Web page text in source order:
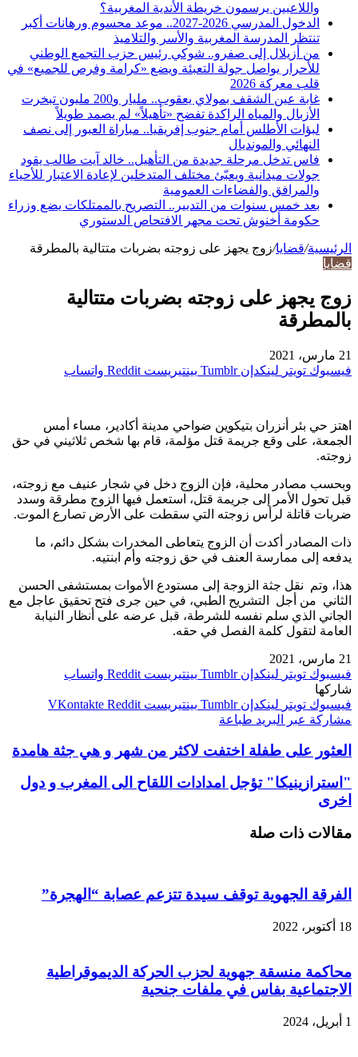
واللاعبين يرسمون خريطة الأندية المغربية؟
الدخول المدرسي 2026-2027.. موعد محسوم ورهانات أكبر
تنتظر المدرسة المغربية والأسر والتلاميذ
من أزيلال إلى صفرو.. شوكي رئيس حزب التجمع الوطني
للأحرار يواصل جولة التعبئة ويضع «كرامة وفرص للجميع» في
قلب معركة 2026
غابة عين الشقف بمولاي يعقوب.. مليار و200 مليون تبخرت
الأزبال والمياه الراكدة تفضح «تأهيلاً» لم يصمد طويلاً
لبؤات الأطلس أمام جنوب إفريقيا.. مباراة العبور إلى نصف
النهائي والمونديال
فاس تدخل مرحلة جديدة من التأهيل.. خالد آيت طالب يقود
جولات ميدانية ويعبّئ مختلف المتدخلين لإعادة الاعتبار للأحياء
والمرافق والفضاءات العمومية
بعد خمس سنوات من التدبير.. التصريح بالممتلكات يضع وزراء
حكومة أخنوش تحت مجهر الافتحاص الدستوري
الرئيسية/قضايا/زوج يجهز على زوجته بضربات متتالية بالمطرقة
قضايا
زوج يجهز على زوجته بضربات متتالية
بالمطرقة
21 مارس، 2021
فيسبوك تويتر لينكدإن بينتيريست واتساب
اهتز حي بئر أنزران بتيكوين ضواحي مدينة أكادير، مساء أمس
الجمعة، على وقع جريمة قتل مؤلمة، قام بها شخص ثلاثيني في حق
زوجته.
وبحسب مصادر محلية، فإن الزوج دخل في شجار عنيف مع زوجته،
قبل تحول الأمر إلى جريمة قتل، استعمل فيها الزوج مطرقة وسدد
ضربات قاتلة لرأس زوجته التي سقطت على الأرض تصارع الموت.
ذات المصادر أكدت أن الزوج يتعاطى المخدرات بشكل دائم، ما
يدفعه إلى ممارسة العنف في حق زوجته وأم ابنتيه.
هذا، وتم نقل جثة الزوجة إلى مستودع الأموات بمستشفى الحسن
الثاني من أجل التشريح الطبي، في حين جرى فتح تحقيق عاجل مع
الجاني الذي سلم نفسه للشرطة، قبل عرضه على أنظار النيابة
العامة لتقول كلمة الفصل في حقه.
21 مارس، 2021
فيسبوك تويتر لينكدإن بينتيريست
واتساب
شاركها
فيسبوك تويتر لينكدإن بينتيريست
مشاركة عبر البريد طباعة
العثور على طفلة اختفت لاكثر من شهر و هي جثة هامدة
"استرازينيكا" تؤجل امدادات اللقاح الى المغرب و دول
اخرى
مقالات ذات صلة
الفرقة الجهوية توقف سيدة تتزعم عصابة “الهجرة”
18 أكتوبر، 2022
محاكمة منسقة جهوية لحزب الحركة الديموقراطية
الاجتماعية بفاس في ملفات جنحية
1 أبريل، 2024